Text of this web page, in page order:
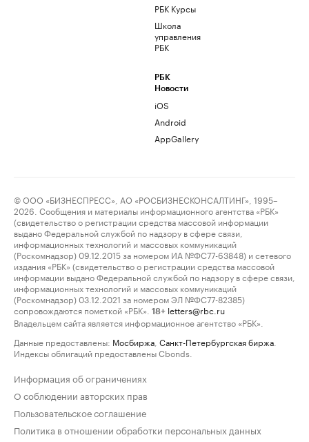
РБК Курсы
Школа
управления
РБК
РБК
Новости
iOS
Android
AppGallery
© ООО «БИЗНЕСПРЕСС», АО «РОСБИЗНЕСКОНСАЛТИНГ», 1995–
2026. Сообщения и материалы информационного агентства «РБК»
(свидетельство о регистрации средства массовой информации
выдано Федеральной службой по надзору в сфере связи,
информационных технологий и массовых коммуникаций
(Роскомнадзор) 09.12.2015 за номером ИА №ФС77-63848) и сетевого
издания «РБК» (свидетельство о регистрации средства массовой
информации выдано Федеральной службой по надзору в сфере связи,
информационных технологий и массовых коммуникаций
(Роскомнадзор) 03.12.2021 за номером ЭЛ №ФС77-82385)
сопровождаются пометкой «РБК».
18+ letters@rbc.ru
Владельцем сайта является информационное агентство «РБК».
Данные предоставлены: Мосбиржа Санкт-Петербургская биржа
Индексы облигаций предоставлены Cbonds.
Информация об ограничениях
О соблюдении авторских прав
Пользовательское соглашение
Политика в отношении обработки персональных данных